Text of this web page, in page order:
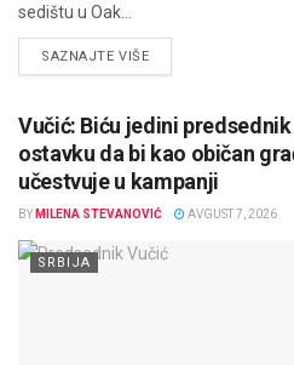
sedištu u Oak...
SAZNAJTE VIŠEDETAILS
Vučić: Biću jedini
ostavku da bi kao običan
učestvuje u kampanji
BY MILENA STEVANOVIĆ AVGUST 7, 2026
SRBIJA